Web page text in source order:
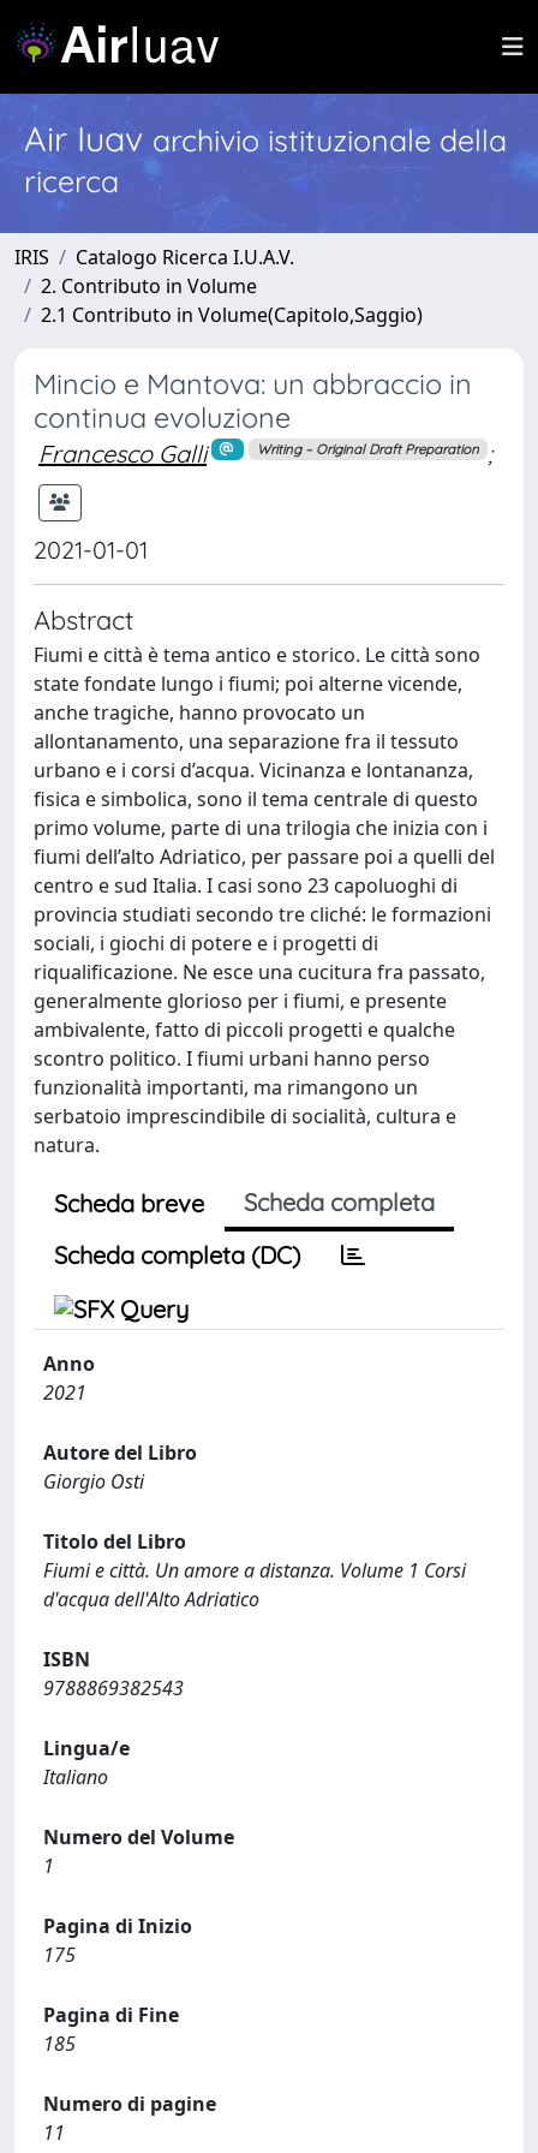
Air Iuav archivio istituzionale della
ricerca
IRIS
Catalogo Ricerca I.U.A.V.
2. Contributo in Volume
2.1 Contributo in Volume(Capitolo,Saggio)
Mincio e Mantova: un abbraccio in
continua evoluzione
Francesco Galli Writing – Original Draft Preparation ;
2021-01-01
Abstract
Fiumi e città è tema antico e storico. Le città sono
state fondate lungo i fiumi; poi alterne vicende,
anche tragiche, hanno provocato un
allontanamento, una separazione fra il tessuto
urbano e i corsi d’acqua. Vicinanza e lontananza,
fisica e simbolica, sono il tema centrale di questo
primo volume, parte di una trilogia che inizia con i
fiumi dell’alto Adriatico, per passare poi a quelli del
centro e sud Italia. I casi sono 23 capoluoghi di
provincia studiati secondo tre cliché: le formazioni
sociali, i giochi di potere e i progetti di
riqualificazione. Ne esce una cucitura fra passato,
generalmente glorioso per i fiumi, e presente
ambivalente, fatto di piccoli progetti e qualche
scontro politico. I fiumi urbani hanno perso
funzionalità importanti, ma rimangono un
serbatoio imprescindibile di socialità, cultura e
natura.
Scheda breve
Scheda completa
Scheda completa (DC)
Anno
2021
Autore del Libro
Giorgio Osti
Titolo del Libro
Fiumi e città. Un amore a distanza. Volume 1 Corsi
d'acqua dell'Alto Adriatico
ISBN
9788869382543
Lingua/e
Italiano
Numero del Volume
1
Pagina di Inizio
175
Pagina di Fine
185
Numero di pagine
11